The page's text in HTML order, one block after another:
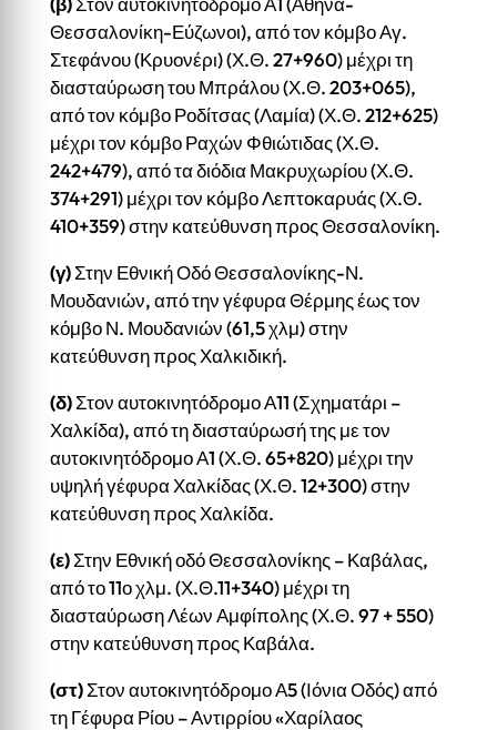
Θεσσαλονίκη-Εύζωνοι), από τον κόμβο Αγ.
Στεφάνου (Κρυονέρι) (Χ.Θ. 27+960) μέχρι τη
διασταύρωση του Μπράλου (Χ.Θ. 203+065),
από τον κόμβο Ροδίτσας (Λαμία) (Χ.Θ. 212+625)
μέχρι τον κόμβο Ραχών Φθιώτιδας (Χ.Θ.
242+479), από τα διόδια Μακρυχωρίου (Χ.Θ.
374+291) μέχρι τον κόμβο Λεπτοκαρυάς (Χ.Θ.
410+359) στην κατεύθυνση προς Θεσσαλονίκη.
(γ)Στην Εθνική Οδό Θεσσαλονίκης-Ν.
Μουδανιών, από την γέφυρα Θέρμης έως τον
κόμβο Ν. Μουδανιών (61,5 χλμ) στην
κατεύθυνση προς Χαλκιδική.
(δ)Στον αυτοκινητόδρομο Α11 (Σχηματάρι –
Χαλκίδα), από τη διασταύρωσή της με τον
αυτοκινητόδρομο Α1 (Χ.Θ. 65+820) μέχρι την
υψηλή γέφυρα Χαλκίδας (Χ.Θ. 12+300) στην
κατεύθυνση προς Χαλκίδα.
(ε)Στην Εθνική οδό Θεσσαλονίκης – Καβάλας,
από το 11ο χλμ. (Χ.Θ.11+340) μέχρι τη
διασταύρωση Λέων Αμφίπολης (Χ.Θ. 97 + 550)
στην κατεύθυνση προς Καβάλα.
(στ)Στον αυτοκινητόδρομο Α5 (Ιόνια Οδός) από
τη Γέφυρα Ρίου – Αντιρρίου «Χαρίλαος